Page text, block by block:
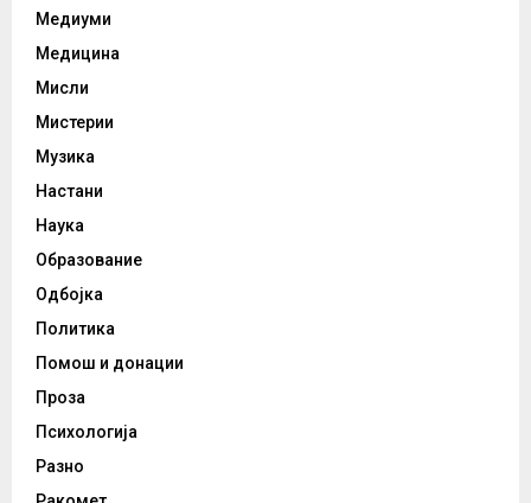
Медиуми
Медицина
Мисли
Мистерии
Музика
Настани
Наука
Образование
Одбојка
Политика
Помош и донации
Проза
Психологија
Разно